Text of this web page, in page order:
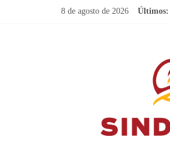
8 de agosto de 2026 Últimos:
SindSerg
Servidores